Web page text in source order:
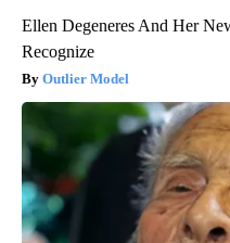
Ellen Degeneres And Her
Recognize
Outlier Model